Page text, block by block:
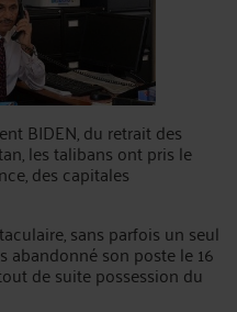
BIDEN, du retrait des
les talibans ont pris le
des capitales
sans parfois un seul
abandonné son poste le 16
de suite possession du